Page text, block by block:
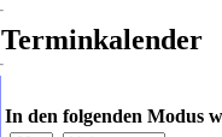
Terminkalender
In den folgenden Modus